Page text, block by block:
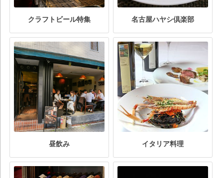
クラフトビール特集 名古屋ハヤシ倶楽部
昼飲み イタリア料理